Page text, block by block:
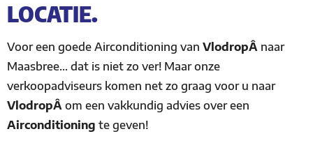
LOCATIE.
Voor een goede Airconditioning van VlodropÂ naar
Maasbree… dat is niet zo ver! Maar onze
verkoopadviseurs komen net zo graag voor u naar
VlodropÂ om een vakkundig advies over een
Airconditioning te geven!